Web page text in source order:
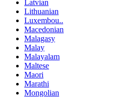
Latvian
Lithuanian
Luxembou..
Macedonian
Malagasy
Malay
Malayalam
Maltese
Maori
Marathi
Mongolian